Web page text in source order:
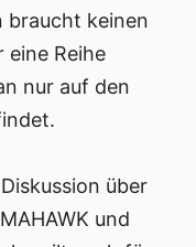
braucht keinen
eine Reihe
nur auf den
über
und